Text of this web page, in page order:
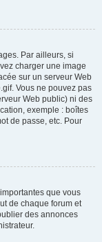
Par ailleurs, si
charger une image
sur un serveur Web
Vous ne pouvez pas
Web public) ni des
exemple : boîtes
de passe, etc. Pour
que vous
de chaque forum et
des annonces